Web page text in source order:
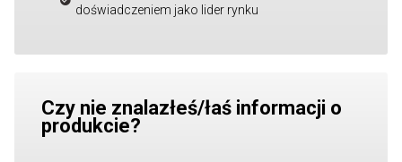
doświadczeniem jako lider rynku
Czy nie znalazłeś/łaś informacji o
produkcie?